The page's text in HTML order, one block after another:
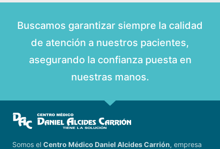
Buscamos garantizar siempre la calidad
de atención a nuestros pacientes,
asegurando la confianza puesta en
nuestras manos.
Somos el Centro Médico Daniel Alcides Carrión, empresa